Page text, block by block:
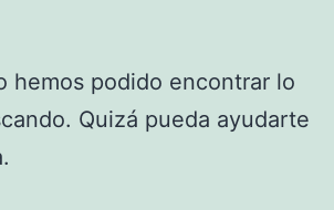
hemos podido encontrar lo
Quizá pueda ayudarte